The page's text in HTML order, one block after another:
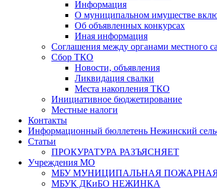
Информация
О муниципальном имуществе
Об объявленных конкурсах
Иная информация
Соглашения между органами местного
Сбор ТКО
Новости, объявления
Ликвидация свалки
Места накопления ТКО
Инициативное бюджетирование
Местные налоги
Контакты
Информационный бюллетень Нежинский
Статьи
ПРОКУРАТУРА РАЗЪЯСНЯЕТ
Учреждения МО
МБУ МУНИЦИПАЛЬНАЯ
МБУК ДКиБО НЕЖИНКА